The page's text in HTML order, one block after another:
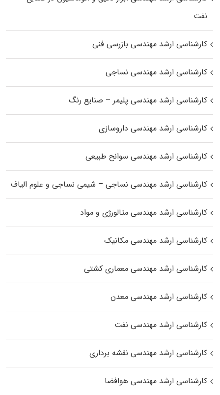
نفت
کارشناسی ارشد مهندسی بازرسی فنی
کارشناسی ارشد مهندسی نساجی
کارشناسی ارشد مهندسی پلیمر – صنایع رنگ
کارشناسی ارشد مهندسی داروسازی
کارشناسی ارشد مهندسی سوانح طبیعی
کارشناسی ارشد مهندسی نساجی – شیمی نساجی و علوم الیاف
کارشناسی ارشد مهندسی متالورژی و مواد
کارشناسی ارشد مهندسی مکانیک
کارشناسی ارشد مهندسی معماری کشتی
کارشناسی ارشد مهندسی معدن
کارشناسی ارشد مهندسی نفت
کارشناسی ارشد مهندسی نقشه برداری
کارشناسی ارشد مهندسی هوافضا